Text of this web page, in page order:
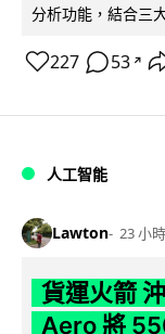
分析功能，結合三
227 53 ↗
人工智能
Lawton 23 小時
貨運火箭
Aero 將